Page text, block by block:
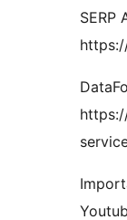
SERP